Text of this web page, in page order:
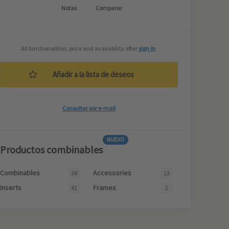
Notas Comparar
All functionalities, price and availability after sign in.
Añadir a la lista de deseos
Consultar por e-mail
Productos combinables
NUEVO
Combinables 38 Accessories 13
Inserts 41 Frames 2